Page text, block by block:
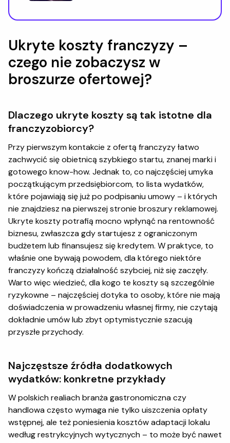
Ukryte koszty franczyzy –
czego nie zobaczysz w
broszurze ofertowej?
Dlaczego ukryte koszty są tak istotne dla
franczyzobiorcy?
Przy pierwszym kontakcie z ofertą franczyzy łatwo
zachwycić się obietnicą szybkiego startu, znanej marki i
gotowego know-how. Jednak to, co najczęściej umyka
początkującym przedsiębiorcom, to lista wydatków,
które pojawiają się już po podpisaniu umowy – i których
nie znajdziesz na pierwszej stronie broszury reklamowej.
Ukryte koszty potrafią mocno wpłynąć na rentowność
biznesu, zwłaszcza gdy startujesz z ograniczonym
budżetem lub finansujesz się kredytem. W praktyce, to
właśnie one bywają powodem, dla którego niektóre
franczyzy kończą działalność szybciej, niż się zaczęły.
Warto więc wiedzieć, dla kogo te koszty są szczególnie
ryzykowne – najczęściej dotyka to osoby, które nie mają
doświadczenia w prowadzeniu własnej firmy, nie czytają
dokładnie umów lub zbyt optymistycznie szacują
przyszłe przychody.
Najczęstsze źródła dodatkowych
wydatków: konkretne przykłady
W polskich realiach branża gastronomiczna czy
handlowa często wymaga nie tylko uiszczenia opłaty
wstępnej, ale też poniesienia kosztów adaptacji lokalu
według restrykcyjnych wytycznych – to może być nawet